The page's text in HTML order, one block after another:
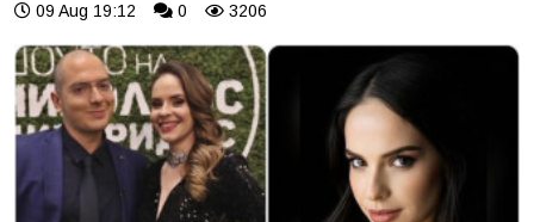
09 Aug 19:12 0 3206